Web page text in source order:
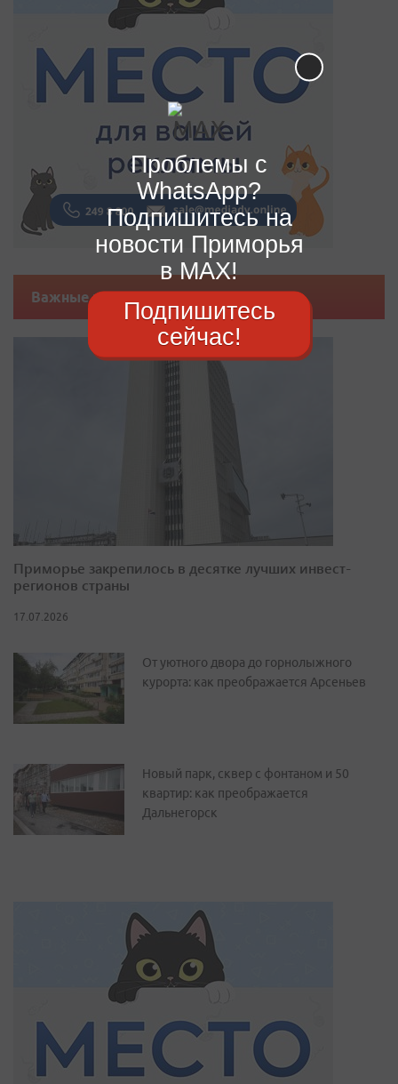
Важные новости
Приморье закрепилось в десятке лучших инвест-
регионов страны
17.07.2026
От уютного двора до горнолыжного
курорта: как преображается Арсеньев
Новый парк, сквер с фонтаном и 50
квартир: как преображается
Дальнегорск
Проблемы с
WhatsApp?
Подпишитесь на
новости Приморья
в MAX!
Подпишитесь
сейчас!